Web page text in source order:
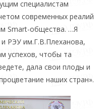
специалистам
современных реалий
Smart-общества. …Я
РЭУ им.Г.В.Плеханова,
успехов, чтобы та
дала свои плоды и
наших стран».